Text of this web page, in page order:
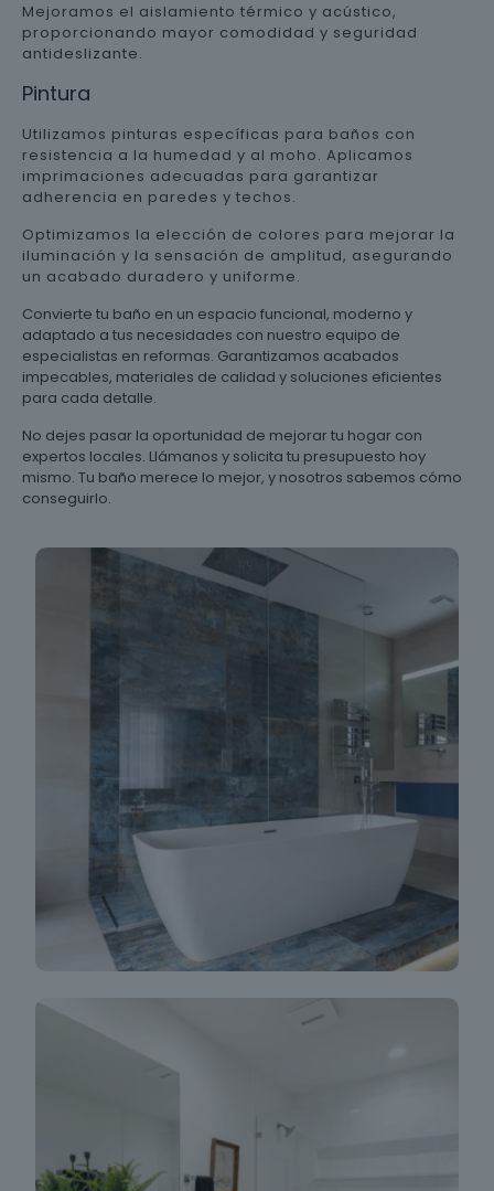
Mejoramos el aislamiento térmico y acústico,
proporcionando mayor comodidad y seguridad
antideslizante.
Pintura
Utilizamos pinturas específicas para baños con
resistencia a la humedad y al moho. Aplicamos
imprimaciones adecuadas para garantizar
adherencia en paredes y techos.
Optimizamos la elección de colores para mejorar la
iluminación y la sensación de amplitud, asegurando
un acabado duradero y uniforme.
Convierte tu baño en un espacio funcional, moderno y
adaptado a tus necesidades con nuestro equipo de
especialistas en reformas. Garantizamos acabados
impecables, materiales de calidad y soluciones eficientes
para cada detalle.
No dejes pasar la oportunidad de mejorar tu hogar con
expertos locales. Llámanos y solicita tu presupuesto hoy
mismo. Tu baño merece lo mejor, y nosotros sabemos cómo
conseguirlo.